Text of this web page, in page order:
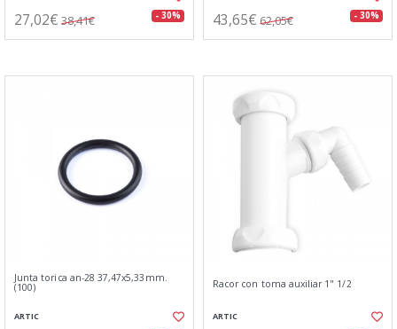
27,02€ 38,41€ - 30% 43,65€ 62,05€ - 30%
Junta torica an-28 37,47x5,33mm.
(100)
ARTIC
Racor con toma auxiliar 1" 1/2
ARTIC